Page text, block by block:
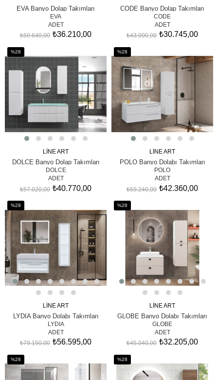
EVA Banyo Dolap Takımları
EVA
ADET
₺36.210,00
₺50.640,00
CODE Banyo Dolap Takımları
CODE
ADET
₺30.745,00
₺43.000,00
SEPETE EKLE
%28
%28İndirim
LİNE ART
DOLCE Banyo Dolap Takımları
DOLCE
ADET
₺40.770,00
₺57.020,00
SEPETE EKLE
%28
İndirim
%28İndirim
LİNE ART
POLO Banyo Dolabı Takımları
POLO
ADET
₺42.360,00
₺59.240,00
SEPETE EKLE
%28
LİNE ART
LYDIA Banyo Dolabı Takımları
LYDIA
ADET
₺56.595,00
₺79.150,00
SEPETE EKLE
%28
İndirim
%28İndirim
LİNE ART
GLOBE Banyo Dolabı Takımları
GLOBE
ADET
₺32.205,00
₺45.040,00
%28
İndirim
%28
%28İndirim